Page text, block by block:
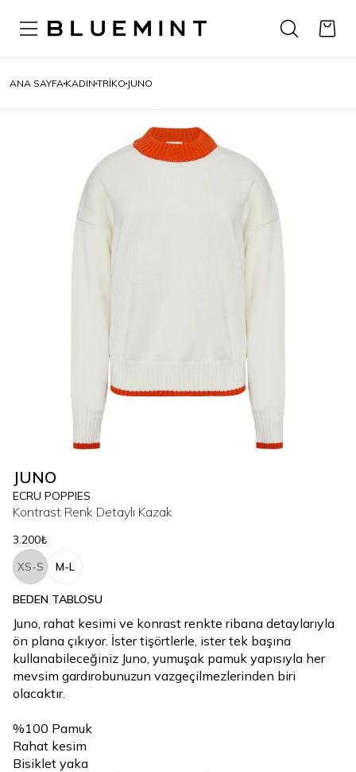
ANA SAYFA KADIN TRIKO JUNO
JUNO
ECRU POPPIES
Kontrast Renk Detaylı Kazak
3.200₺
XS-S M-L
BEDEN TABLOSU
Juno, rahat kesimi ve konrast renkte ribana detaylarıyla
ön plana çıkıyor. İster tişörtlerle, ister tek başına
kullanabileceğiniz Juno, yumuşak pamuk yapısıyla her
mevsim gardırobunuzun vazgeçilmezlerinden biri
olacaktır.
%100 Pamuk
Rahat kesim
Bisiklet yaka